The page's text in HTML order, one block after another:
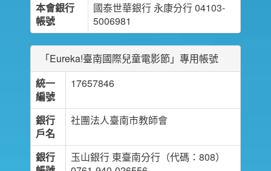
本會銀行
帳號
國泰世華銀行 永康分行 04103-
5006981
「Eureka!臺南國際兒童電影節」專用帳號
統一
編號
17657846
銀行
戶名
社團法人臺南市教師會
銀行
玉山銀行 東臺南分行（代碼：808）